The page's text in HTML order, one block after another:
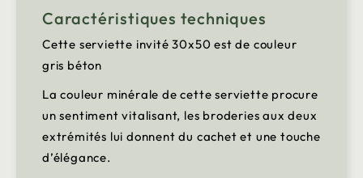
Caractéristiques techniques
Cette serviette invité 30x50 est de couleur
gris béton
La couleur minérale de cette serviette procure
un sentiment vitalisant, les broderies aux deux
extrémités lui donnent du cachet et une touche
d’élégance.